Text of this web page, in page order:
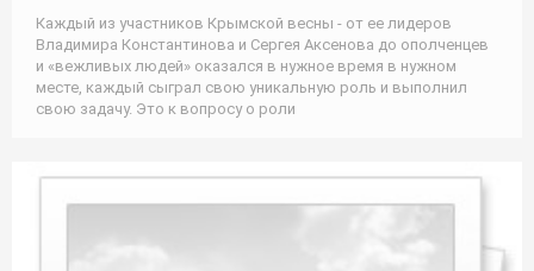
Каждый из участников Крымской весны - от ее лидеров
Владимира Константинова и Сергея Аксенова до ополченцев
и «вежливых людей» оказался в нужное время в нужном
месте, каждый сыграл свою уникальную роль и выполнил
свою задачу. Это к вопросу о роли